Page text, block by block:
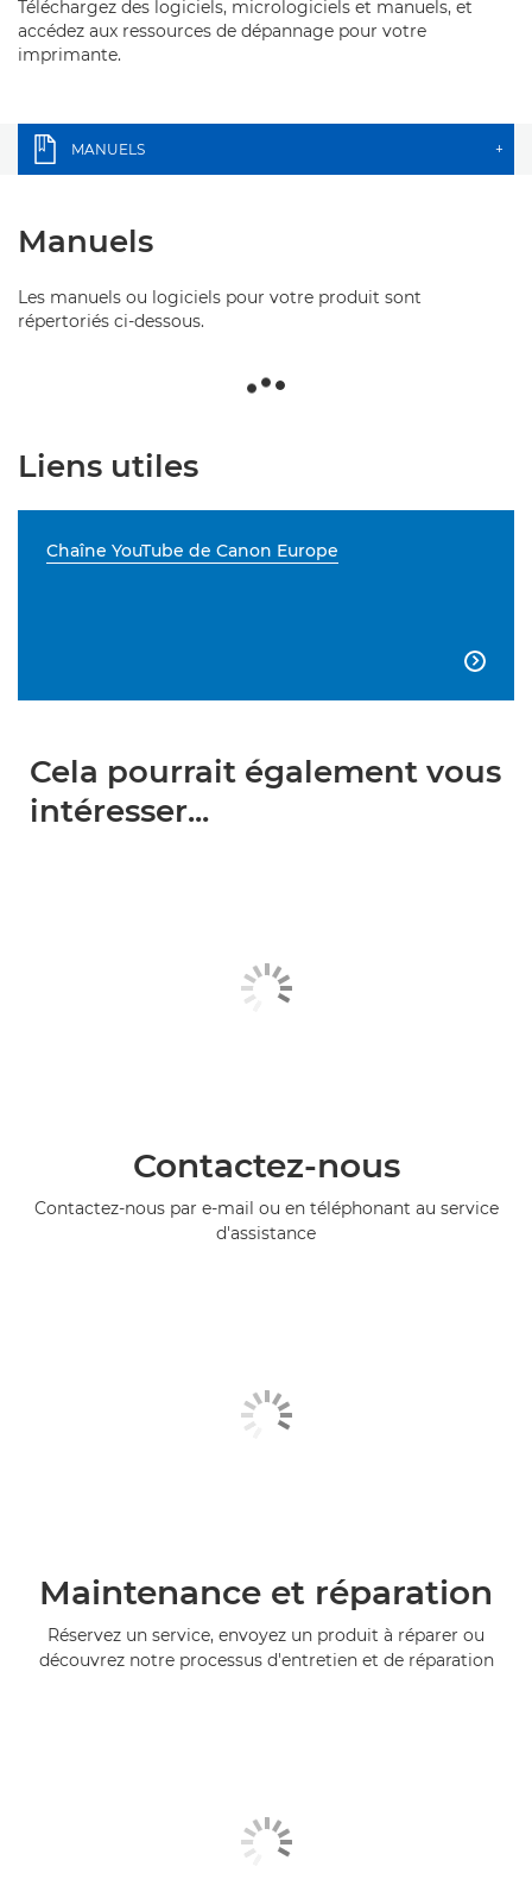
Téléchargez des logiciels, micrologiciels et manuels, et
accédez aux ressources de dépannage pour votre
imprimante.
MANUELS +
Manuels
Les manuels ou logiciels pour votre produit sont
répertoriés ci-dessous.
Liens utiles
Chaîne YouTube de Canon Europe

Cela pourrait également vous
intéresser...
Contactez-nous
Contactez-nous par e-mail ou en téléphonant au service
d'assistance
Maintenance et réparation
Réservez un service, envoyez un produit à réparer ou
découvrez notre processus d'entretien et de réparation